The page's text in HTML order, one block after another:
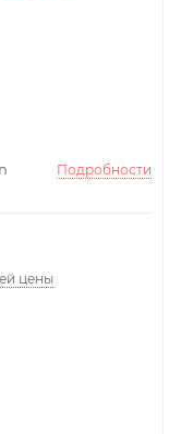
Подробности
цены